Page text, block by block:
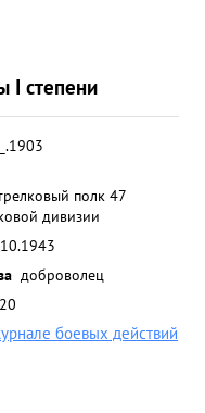
I степени
полк 47
дивизии
доброволец
боевых действий